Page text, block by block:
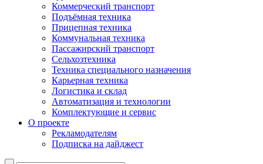
Коммерческий транспорт
Подъёмная техника
Прицепная техника
Коммунальная техника
Пассажирский транспорт
Сельхозтехника
Техника специального назначения
Карьерная техника
Логистика и склад
Автоматизация и технологии
Комплектующие и сервис
О проекте
Рекламодателям
Подписка на дайджест